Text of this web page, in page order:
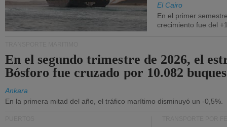
El Cairo
En el primer
crecimiento fue del
En el segundo trimestre de 2026, el
Bósforo fue cruzado por 10.082
Ankara
En la primera mitad del año, el tráfico marítimo disminuyó un -0,5%.